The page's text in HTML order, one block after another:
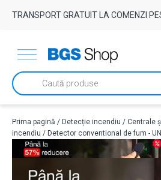
TRANSPORT GRATUIT LA COMENZI
Products
search
Prima pagină / Detecție incendiu / Centrale
incendiu / Detector conventional de fum -